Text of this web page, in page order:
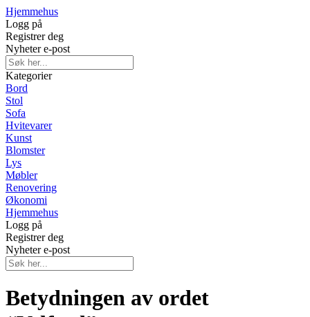
Hjemmehus
Logg på
Registrer deg
Nyheter e-post
Kategorier
Bord
Stol
Sofa
Hvitevarer
Kunst
Blomster
Lys
Møbler
Renovering
Økonomi
Hjemmehus
Logg på
Registrer deg
Nyheter e-post
Betydningen av ordet